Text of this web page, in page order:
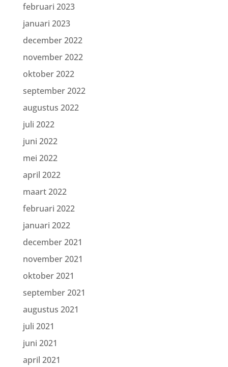
februari 2023
januari 2023
december 2022
november 2022
oktober 2022
september 2022
augustus 2022
juli 2022
juni 2022
mei 2022
april 2022
maart 2022
februari 2022
januari 2022
december 2021
november 2021
oktober 2021
september 2021
augustus 2021
juli 2021
juni 2021
april 2021